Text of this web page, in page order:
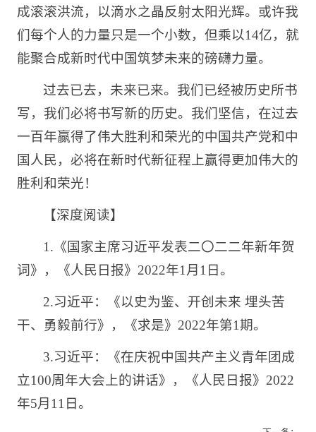
成滚滚洪流，以滴水之晶反射太阳光辉。或许我
们每个人的力量只是一个小数，但乘以14亿，就
能聚合成新时代中国筑梦未来的磅礴力量。
过去已去，未来已来。我们已经被历史所书
写，我们必将书写新的历史。我们坚信，在过去
一百年赢得了伟大胜利和荣光的中国共产党和中
国人民，必将在新时代新征程上赢得更加伟大的
胜利和荣光！
【深度阅读】
1.《国家主席习近平发表二〇二二年新年贺
词》，《人民日报》2022年1月1日。
2.习近平：《以史为鉴、开创未来 埋头苦
干、勇毅前行》，《求是》2022年第1期。
3.习近平：《在庆祝中国共产主义青年团成
立100周年大会上的讲话》，《人民日报》2022
年5月11日。